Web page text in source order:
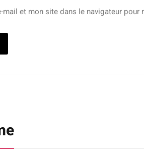
mail et mon site dans le navigateur